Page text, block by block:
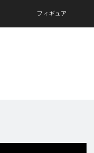
フィギュア